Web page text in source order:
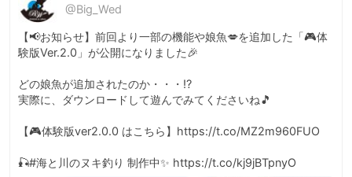
@Big_Wed
【📢お知らせ】前回より一部の機能や娘魚💋を追加した「🎮体
験版Ver.2.0」が公開になりました🎉
どの娘魚が追加されたのか・・・⁉️
実際に、ダウンロードして遊んでみてくださいね🎵
【🎮体験版ver2.0.0 はこちら】https://t.co/MZ2m960FUO
🎣#海と川のヌキ釣り 制作中✨ https://t.co/kj9jBTpnyO